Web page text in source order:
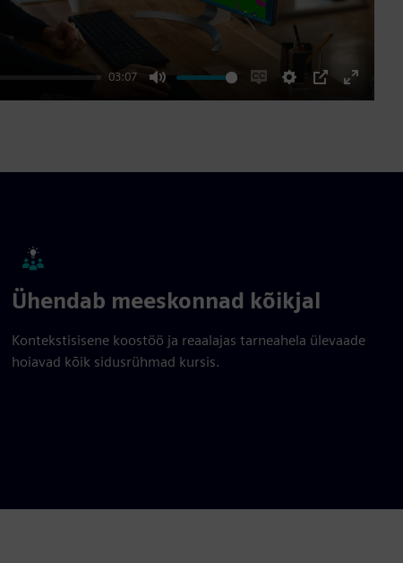
03:07
Mute
EnableSettings
PIP
Enter
Ühendab meeskonnad kõikjal
Kontekstisisene koostöö ja reaalajas tarneahela ülevaade
hoiavad kõik sidusrühmad kursis.